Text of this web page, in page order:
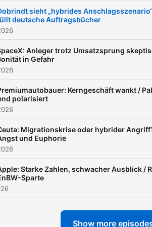
diesem
Folge:
gemeinsam
Autoren die
welche
vielleicht
größten
sieht „hybrides
deutsche Auftragsbücher
Anleger trotz Umsatzsprung
in Gefahr
Kerngeschäft wankt /
polarisiert
Migrationskrise oder hybrider
und Euphorie
Starke Zahlen, schwacher Ausblick /
Sparte
Show more